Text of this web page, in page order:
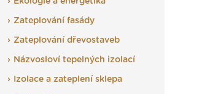
Zateplování fasády
Zateplování dřevostaveb
Názvosloví tepelných izolací
Izolace a zateplení sklepa